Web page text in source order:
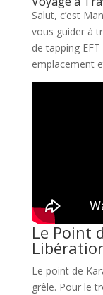
Salut, c’est
vous guider à
de tapping
emplacement
Le Point
Le point de
grêle. Pour le